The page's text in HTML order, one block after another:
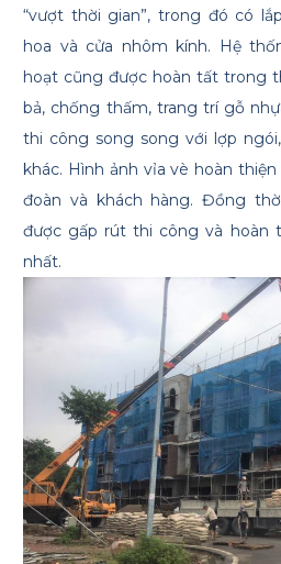
“vượt thời gian”, trong đó có
hoa và cửa nhôm kính. Hệ
hoạt cũng được hoàn tất trong
bả, chống thấm, trang trí gỗ
thi công song song với lợp
khác. Hình ảnh vỉa vè hoàn
đoàn và khách hàng. Đồng
được gấp rút thi công và hoàn
nhất.